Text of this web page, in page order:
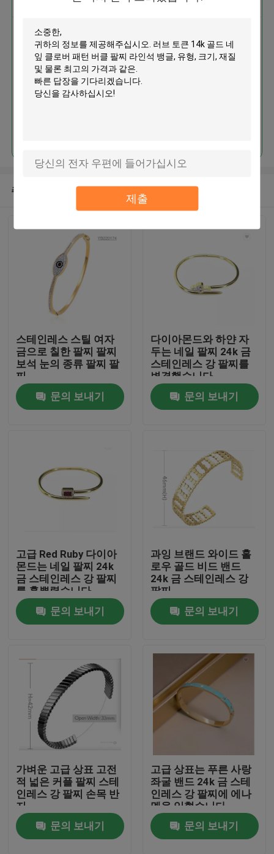
제출
우리에 대하여
공장 여행
연락주세요
뉴스
경우
스테인레스 스틸 팔찌와 팔찌 재고
패턴 버클 팔찌 라인석 뱅글
추천된 제품
스테인레스 스틸 여자
금으로 칠한 팔찌 팔찌
보석 눈의 종류 팔찌 팔
찌
문의 보내기
다이아몬드와 하얀 자
두는 네일 팔찌 24k 금
스테인레스 강 팔찌를
변경했습니다
문의 보내기
고급 Red Ruby 다이아
몬드는 네일 팔찌 24k
금 스테인레스 강 팔찌
를 흩뿌렸습니다
문의 보내기
과잉 브랜드 와이드 홀
로우 골드 비드 밴드
24k 금 스테인레스 강
팔찌
문의 보내기
가벼운 고급 상표 고전
적 넓은 커플 팔찌 스테
인레스 강 팔찌 손목 반
지
문의 보내기
고급 상표는 푸른 사랑
좌굴 밴드 24k 금 스테
인레스 강 팔찌에 에나
멜을 입혔습니다
문의 보내기